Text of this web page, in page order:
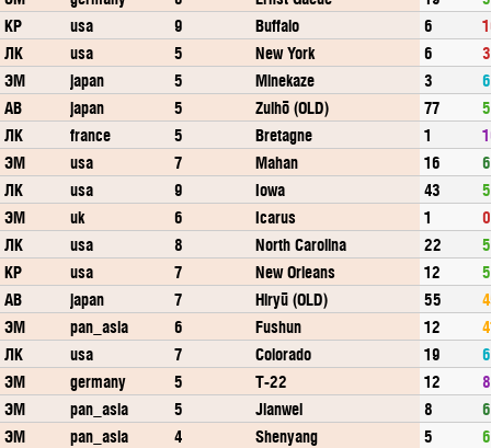
КР
usa 9 Buffalo 6
ЛК
usa 5 New York 6
ЭМ
japan 5 Minekaze 3
АВ
japan 5 Zuihō (OLD) 77
ЛК
france 5 Bretagne 1
ЭМ
usa 7 Mahan 16
ЛК
usa 9 Iowa 43
ЭМ
uk 6 Icarus 1
0
ЛК
usa 8 North Carolina 22
КР
usa 7 New Orleans 12
АВ
japan 7 Hiryū (OLD) 55
ЭМ
pan_asia 6 Fushun 12
ЛК
usa 7 Colorado 19
ЭМ
germany 5 T-22 12
ЭМ
pan_asia 5 Jianwei 8
ЭМ
pan_asia 4 Shenyang 5